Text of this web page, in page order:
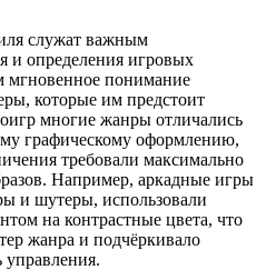
служат важным
и определения игровых
мгновенное понимание
которые им предстоит
многие жанры отличались
графическому оформлению,
требовали максимально
Например, аркадные игры
и шутеры, использовали
на контрастные цвета, что
жанра и подчёркивало
управления.